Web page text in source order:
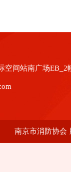
间站南广场EB_2
南京市消防协会